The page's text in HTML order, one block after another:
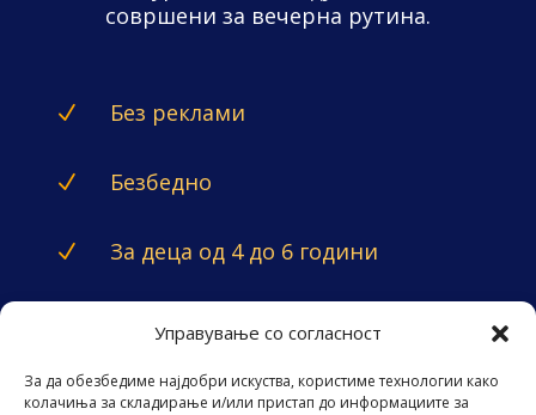
Управување со согласност
За да обезбедиме најдобри искуства, користиме технологии како
колачиња за складирање и/или пристап до информациите за
совршени за вечерна рутина.
N Без реклами
N Безбедно
N За деца од 4 до 6 години